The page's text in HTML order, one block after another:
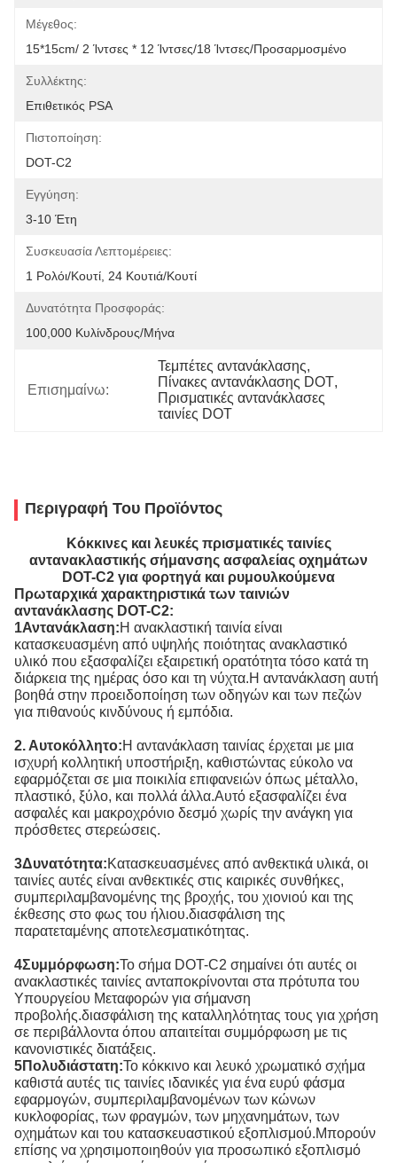
Μέγεθος:
15*15cm/ 2 Ίντσες * 12 Ίντσες/18 Ίντσες/προσαρμοσμένο
Συλλέκτης:
Επιθετικός PSA
Πιστοποίηση:
DOT-C2
Εγγύηση:
3-10 Έτη
Συσκευασία Λεπτομέρειες:
1 Ρολόι/κουτί, 24 Κουτιά/κουτί
Δυνατότητα Προσφοράς:
100,000 Κυλίνδρους/μήνα
Επισημαίνω:
Τεμπέτες αντανάκλασης,
Πίνακες αντανάκλασης DOT,
Πρισματικές αντανάκλασες
ταινίες DOT
Περιγραφή Του Προϊόντος
Κόκκινες και λευκές πρισματικές ταινίες
αντανακλαστικής σήμανσης ασφαλείας οχημάτων
DOT-C2 για φορτηγά και ρυμουλκούμενα
Πρωταρχικά χαρακτηριστικά των ταινιών
αντανάκλασης DOT-C2:
1Αντανάκλαση:Η ανακλαστική ταινία είναι
κατασκευασμένη από υψηλής ποιότητας ανακλαστικό
υλικό που εξασφαλίζει εξαιρετική ορατότητα τόσο κατά τη
διάρκεια της ημέρας όσο και τη νύχτα.Η αντανάκλαση αυτή
βοηθά στην προειδοποίηση των οδηγών και των πεζών
για πιθανούς κινδύνους ή εμπόδια.
2. Αυτοκόλλητο:Η αντανάκλαση ταινίας έρχεται με μια
ισχυρή κολλητική υποστήριξη, καθιστώντας εύκολο να
εφαρμόζεται σε μια ποικιλία επιφανειών όπως μέταλλο,
πλαστικό, ξύλο, και πολλά άλλα.Αυτό εξασφαλίζει ένα
ασφαλές και μακροχρόνιο δεσμό χωρίς την ανάγκη για
πρόσθετες στερεώσεις.
3Δυνατότητα:Κατασκευασμένες από ανθεκτικά υλικά, οι
ταινίες αυτές είναι ανθεκτικές στις καιρικές συνθήκες,
συμπεριλαμβανομένης της βροχής, του χιονιού και της
έκθεσης στο φως του ήλιου.διασφάλιση της
παρατεταμένης αποτελεσματικότητας.
4Συμμόρφωση:Το σήμα DOT-C2 σημαίνει ότι αυτές οι
ανακλαστικές ταινίες ανταποκρίνονται στα πρότυπα του
Υπουργείου Μεταφορών για σήμανση
προβολής.διασφάλιση της καταλληλότητας τους για χρήση
σε περιβάλλοντα όπου απαιτείται συμμόρφωση με τις
κανονιστικές διατάξεις.
5Πολυδιάστατη:Το κόκκινο και λευκό χρωματικό σχήμα
καθιστά αυτές τις ταινίες ιδανικές για ένα ευρύ φάσμα
εφαρμογών, συμπεριλαμβανομένων των κώνων
κυκλοφορίας, των φραγμών, των μηχανημάτων, των
οχημάτων και του κατασκευαστικού εξοπλισμού.Μπορούν
επίσης να χρησιμοποιηθούν για προσωπικό εξοπλισμό